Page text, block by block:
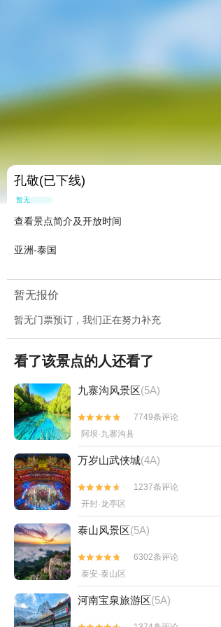
孔敬(已下线)
暂无点评
查看景点简介及开放时间
亚洲-泰国
暂无报价
暂无门票预订，我们正在努力补充
看了该景点的人还看了
九寨沟风景区(5A)


7749条评论
阿坝·九寨沟县
万岁山武侠城(4A)


1237条评论
开封·龙亭区
泰山风景区(5A)


6302条评论
泰安·泰山区
河南宝泉旅游区(5A)